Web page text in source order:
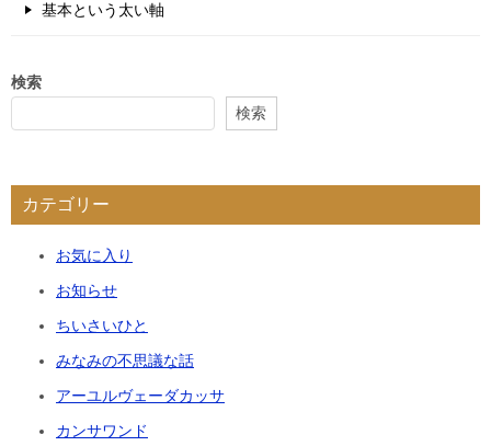
基本という太い軸
検索
検索
カテゴリー
お気に入り
お知らせ
ちいさいひと
みなみの不思議な話
アーユルヴェーダカッサ
カンサワンド